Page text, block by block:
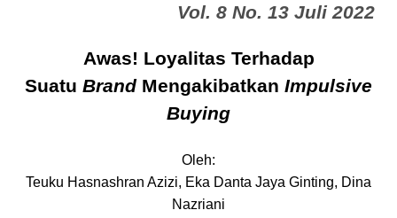
Vol. 8 No. 13 Juli 2022
Awas! Loyalitas Terhadap
Suatu Brand Mengakibatkan Impulsive
Buying
Oleh:
Teuku Hasnashran Azizi, Eka Danta Jaya Ginting, Dina
Nazriani